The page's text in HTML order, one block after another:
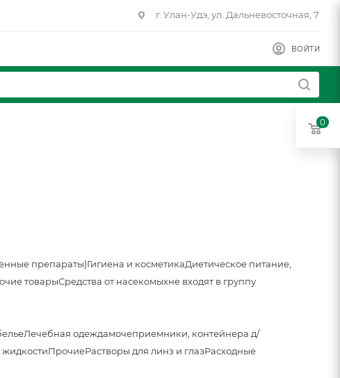
г. Улан-Удэ, ул. Дальневосточная, 7
ВОЙТИ
препараты)Гигиена и косметикаДиетическое питание,
товарыСредства от насекомыхне входят в группу
Лечебная одеждамочеприемники, контейнера д/
ПрочиеРастворы для линз и глазРасходные
0